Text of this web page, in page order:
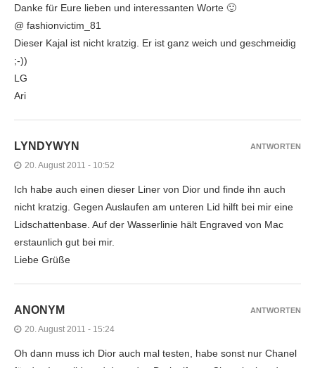
Danke für Eure lieben und interessanten Worte 🙂
@ fashionvictim_81
Dieser Kajal ist nicht kratzig. Er ist ganz weich und geschmeidig
;-))
LG
Ari
LYNDYWYN
20. August 2011 - 10:52
Ich habe auch einen dieser Liner von Dior und finde ihn auch
nicht kratzig. Gegen Auslaufen am unteren Lid hilft bei mir eine
Lidschattenbase. Auf der Wasserlinie hält Engraved von Mac
erstaunlich gut bei mir.
Liebe Grüße
ANTWORTEN
ANONYM
20. August 2011 - 15:24
Oh dann muss ich Dior auch mal testen, habe sonst nur Chanel
ANTWORTEN